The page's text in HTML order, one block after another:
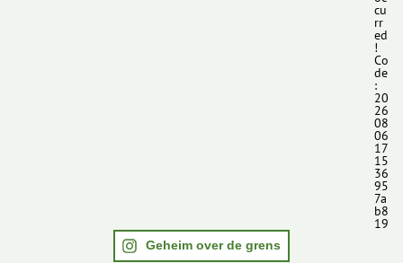
cu
rr
ed
!
Co
de
:
20
26
08
06
17
15
36
95
7a
b8
19
Geheim over de grens